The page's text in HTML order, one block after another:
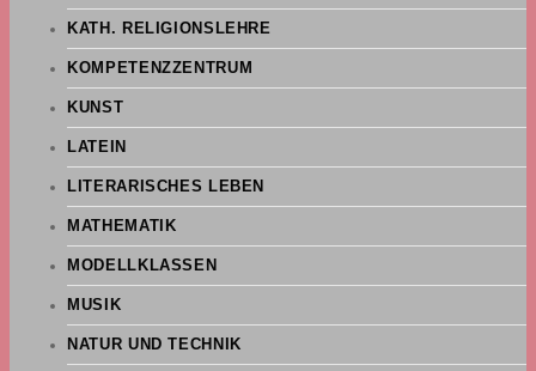
KATH. RELIGIONSLEHRE
KOMPETENZZENTRUM
KUNST
LATEIN
LITERARISCHES LEBEN
MATHEMATIK
MODELLKLASSEN
MUSIK
NATUR UND TECHNIK